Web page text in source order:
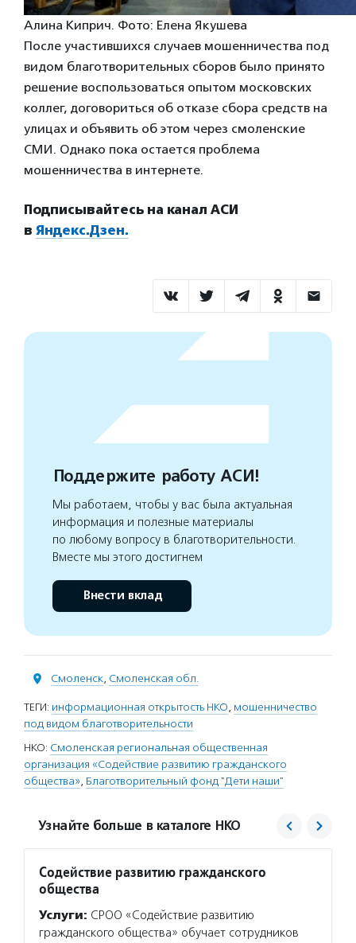
Алина Киприч. Фото: Елена Якушева
После участившихся случаев мошенничества под
видом благотворительных сборов было принято
решение воспользоваться опытом московских
коллег, договориться об отказе сбора средств на
улицах и объявить об этом через смоленские
СМИ. Однако пока остается проблема
мошенничества в интернете.
Подписывайтесь на канал АСИ
в Яндекс.Дзен.
Поддержите работу АСИ!
Мы работаем, чтобы у вас была актуальная
информация и полезные материалы
по любому вопросу в благотворительности.
Вместе мы этого достигнем
Внести вклад
Смоленск, Смоленская обл.
ТЕГИ: информационная открытость НКО, мошенничество
под видом благотворительности
НКО: Смоленская региональная общественная
организация «Содействие развитию гражданского
общества», Благотворительный фонд "Дети наши"
Узнайте больше в каталоге НКО
Содействие развитию гражданского
общества
Услуги: СРОО «Содействие развитию
гражданского общества» обучает сотрудников